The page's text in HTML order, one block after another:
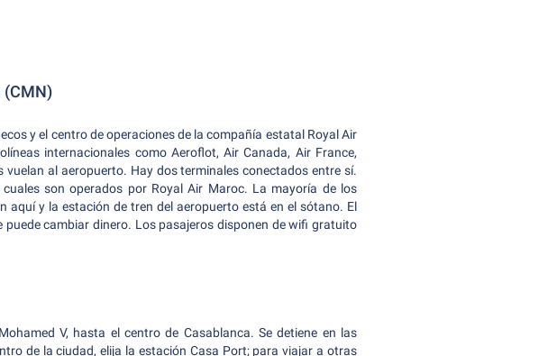
(CMN)
y el centro de operaciones de la compañía estatal Royal Air
internacionales como Aeroflot, Air Canada, Air France,
al aeropuerto. Hay dos terminales conectados entre sí.
son operados por Royal Air Maroc. La mayoría de los
aquí y la estación de tren del aeropuerto está en el sótano. El
cambiar dinero. Los pasajeros disponen de wifi gratuito
V, hasta el centro de Casablanca. Se detiene en las
de la ciudad, elija la estación Casa Port; para viajar a otras